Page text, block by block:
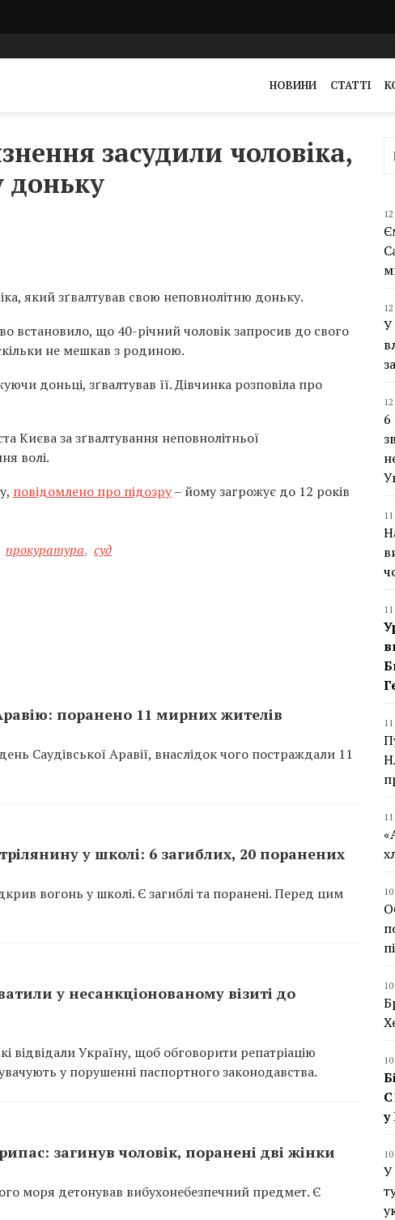
НОВИНИ СТАТТІ
засудили чоловіка,
доньку
який зґвалтував свою неповнолітню доньку.
встановило, що 40-річний чоловік запросив до свого
не мешкав з родиною.
доньці, зґвалтував її. Дівчинка розповіла про
Києва за зґвалтування неповнолітньої
волі.
повідомлено про підозру– йому загрожує до 12 років
прокуратура, суд
поранено 11 мирних жителів
Саудівської Аравії, внаслідок чого постраждали 11
у школі: 6 загиблих, 20 поранених
вогонь у школі. Є загиблі та поранені. Перед цим
у несанкціонованому візиті до
відвідали Україну, щоб обговорити репатріацію
у порушенні паспортного законодавства.
загинув чоловік, поранені дві жінки
моря детонував вибухонебезпечний предмет. Є
У
6
у
У